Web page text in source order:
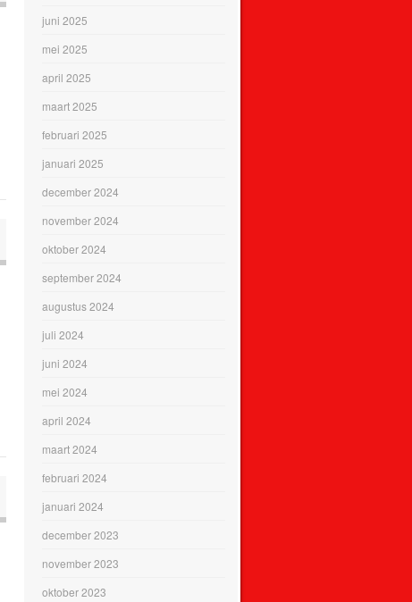
juni 2025
mei 2025
april 2025
maart 2025
februari 2025
januari 2025
december 2024
november 2024
oktober 2024
september 2024
augustus 2024
juli 2024
juni 2024
mei 2024
april 2024
maart 2024
februari 2024
januari 2024
december 2023
november 2023
oktober 2023